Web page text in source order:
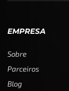
EMPRESA
Sobre
Parceiros
Blog